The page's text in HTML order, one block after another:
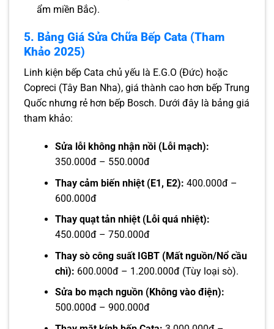
ẩm miền Bắc).
5. Bảng Giá Sửa Chữa Bếp Cata (Tham
Khảo 2025)
Linh kiện bếp Cata chủ yếu là E.G.O (Đức) hoặc
Copreci (Tây Ban Nha), giá thành cao hơn bếp Trung
Quốc nhưng rẻ hơn bếp Bosch. Dưới đây là bảng giá
tham khảo:
Sửa lỗi không nhận nồi (Lỗi mạch):
350.000đ – 550.000đ
Thay cảm biến nhiệt (E1, E2): 400.000đ –
600.000đ
Thay quạt tản nhiệt (Lỗi quá nhiệt):
450.000đ – 750.000đ
Thay sò công suất IGBT (Mất nguồn/Nổ cầu
chì): 600.000đ – 1.200.000đ (Tùy loại sò).
Sửa bo mạch nguồn (Không vào điện):
500.000đ – 900.000đ